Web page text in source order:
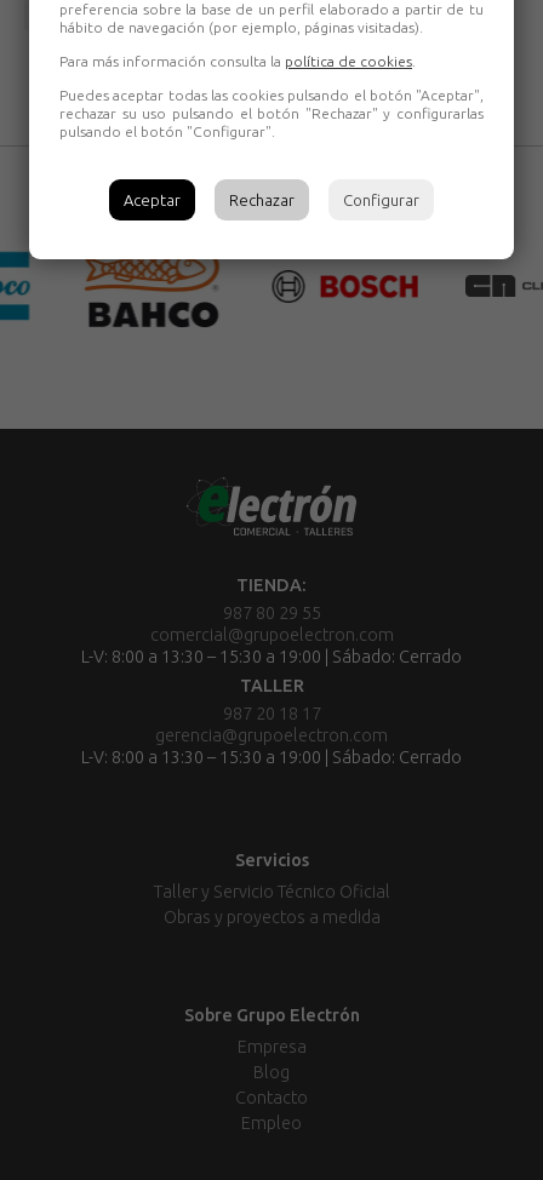
Volver
TIENDA:
987 80 29 55
comercial@grupoelectron.com
L-V: 8:00 a 13:30 – 15:30 a 19:00 | Sábado: Cerrado
TALLER
987 20 18 17
gerencia@grupoelectron.com
L-V: 8:00 a 13:30 – 15:30 a 19:00 | Sábado: Cerrado
Servicios
Taller y Servicio Técnico Oficial
Obras y proyectos a medida
Sobre Grupo Electrón
Empresa
Blog
Contacto
Empleo
preferencia sobre la base de un perfil elaborado a partir de tu
hábito de navegación (por ejemplo, páginas visitadas).
Para más información consulta la política de cookies
Puedes aceptar todas las cookies pulsando el botón "Aceptar",
rechazar su uso pulsando el botón "Rechazar" y configurarlas
pulsando el botón "Configurar".
Aceptar Rechazar Configurar